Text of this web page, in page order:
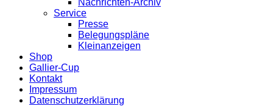
Service
Presse
Belegungspläne
Kleinanzeigen
Shop
Gallier-Cup
Kontakt
Impressum
Datenschutzerklärung